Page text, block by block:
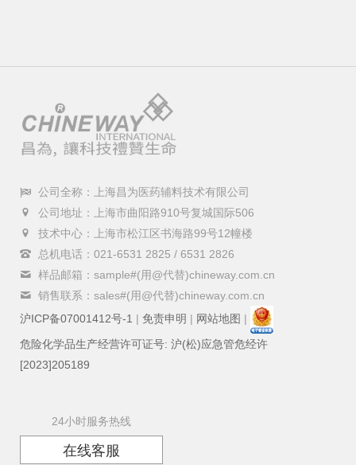
公司全称：上海昌为医药辅料技术有限公司
公司地址：上海市曲阳路910号复城国际506
技术中心：上海市松江区书海路99号12幢楼
总机电话：021-6531 2825 / 6531 2826
样品邮箱：sample#(用@代替)chineway.com.cn
销售联系：sales#(用@代替)chineway.com.cn
沪ICP备07001412号-1 | 免责申明 | 网站地图 |
危险化学品生产经营许可证号: 沪(松)应急管危经许
[2023]205189
24小时服务热线
在线客服